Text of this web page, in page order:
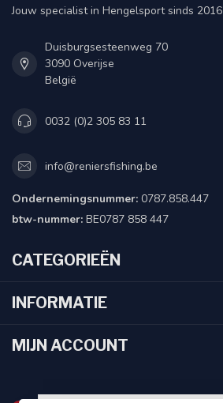
Jouw specialist in Hengelsport sinds 2016
Duisburgsesteenweg 70
3090 Overijse
België
0032 (0)2 305 83 11
info@reniersfishing.be
Ondernemingsnummer: 0787.858.447
btw-nummer: BE0787 858 447
CATEGORIEËN
INFORMATIE
MIJN ACCOUNT